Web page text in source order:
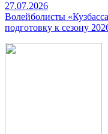
27.07.2026
Волейболисты
подготовку к сезону